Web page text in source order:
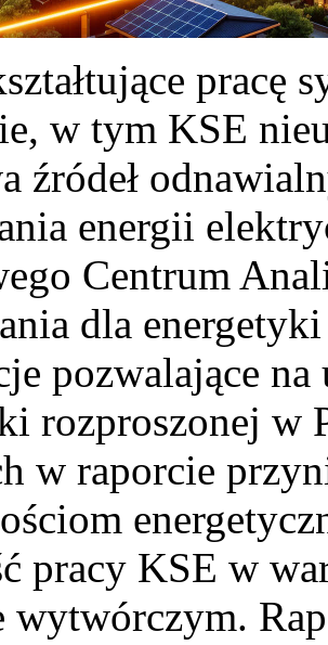
pracę
w tym KSE
źródeł
energii
Centrum
dla
pozwalające
rozproszonej w
w raporcie
pracy KSE w
wytwórczym.